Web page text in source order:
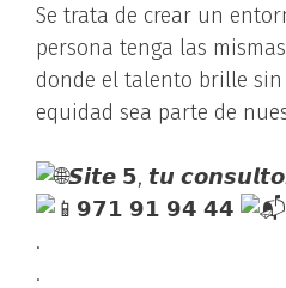
Se trata de crear un
persona tenga las
donde el talento brille
equidad sea parte de
𝙎𝙞𝙩𝙚 𝟱, 𝙩𝙪
𝟵𝟳𝟭 𝟵𝟭 𝟵𝟰 𝟰𝟰
.
.